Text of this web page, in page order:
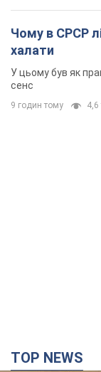
Чому в СРСР
халати
У цьому був як
сенс
9 годин тому 4,6
TOP NEWS